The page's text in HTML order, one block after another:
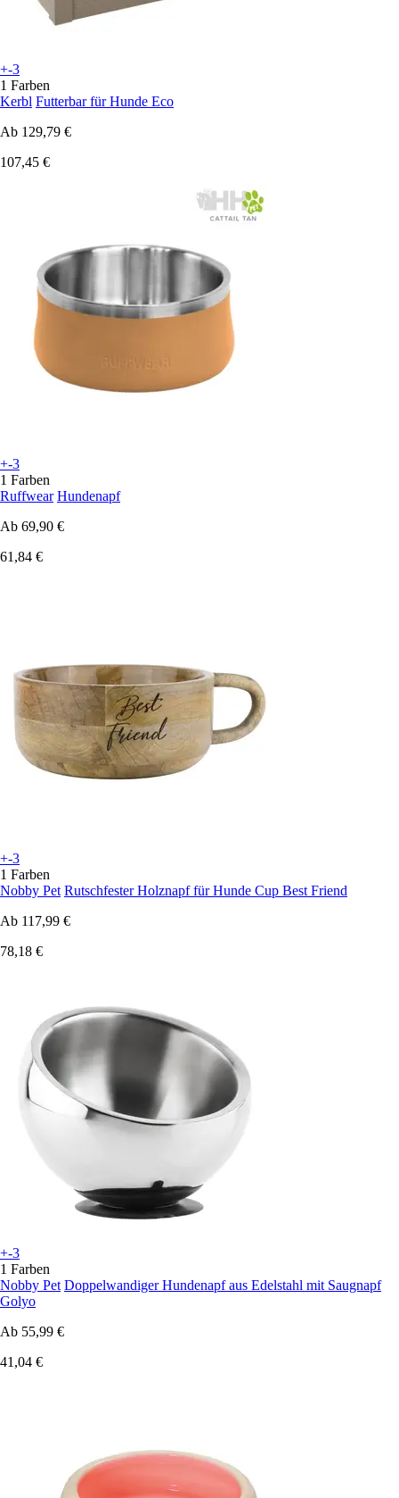
+-3
1 Farben
Kerbl Futterbar für Hunde Eco
Ab 129,79 €
107,45 €
+-3
1 Farben
Ruffwear Hundenapf
Ab 69,90 €
61,84 €
+-3
1 Farben
Nobby Pet Rutschfester Holznapf für Hunde Cup Best Friend
Ab 117,99 €
78,18 €
+-3
1 Farben
Nobby Pet Doppelwandiger Hundenapf aus Edelstahl mit Saugnapf
Golyo
Ab 55,99 €
41,04 €